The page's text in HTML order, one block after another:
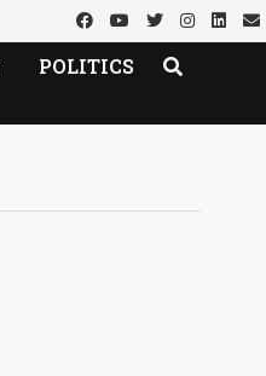
POLITICS